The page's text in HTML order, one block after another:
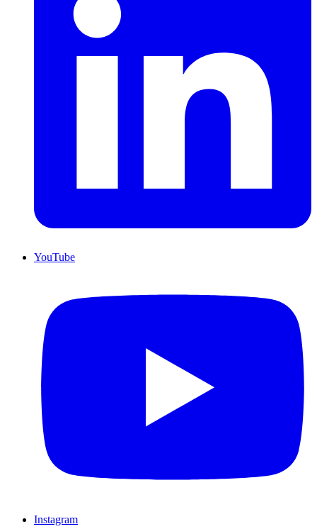
YouTube
Instagram